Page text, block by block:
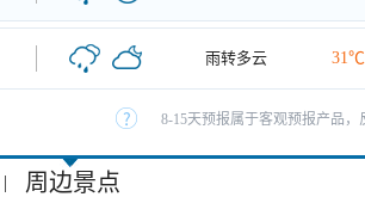
雨转多云 31℃
8-15天预报属于客观预报产品
| 周边景点